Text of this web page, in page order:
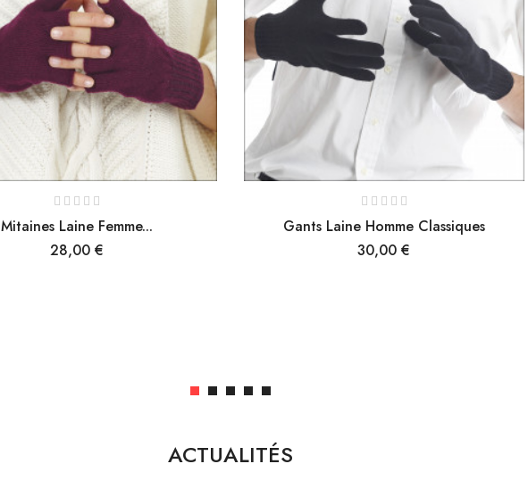
Mitaines Laine Femme...
Prix
28,00 €
Gants Laine Homme Classiques
Prix
30,00 €
ACTUALITÉS